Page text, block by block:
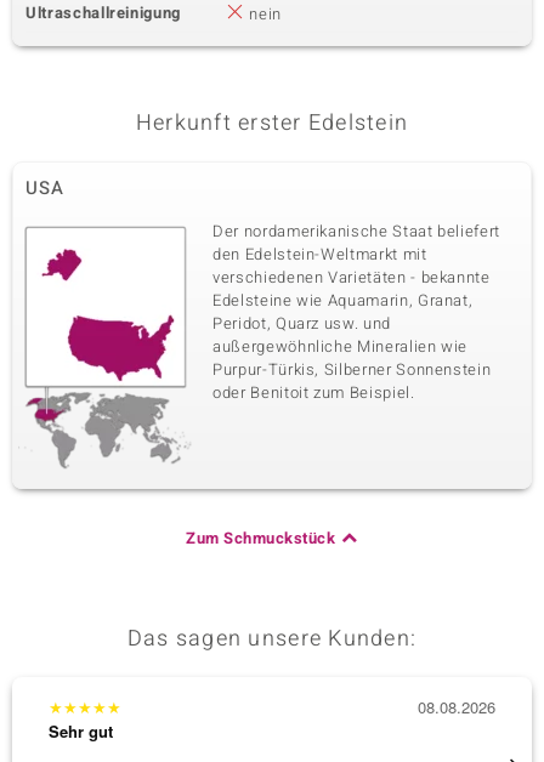
Ultraschallreinigung
nein
Herkunft erster Edelstein
USA
Der nordamerikanische Staat beliefert
den Edelstein-Weltmarkt mit
verschiedenen Varietäten - bekannte
Edelsteine wie Aquamarin, Granat,
Peridot, Quarz usw. und
außergewöhnliche Mineralien wie
Purpur-Türkis, Silberner Sonnenstein
oder Benitoit zum Beispiel.
Zum Schmuckstück
Das sagen unsere Kunden:
★★★★★
Sehr gut
08.08.2026